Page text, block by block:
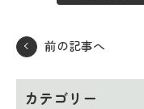
前の記事へ
カテゴリー